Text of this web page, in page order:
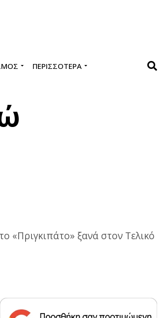
ΠΕΡΙΣΣΌΤΕΡΑ
«Πριγκιπάτο» ξανά στον Τελικό